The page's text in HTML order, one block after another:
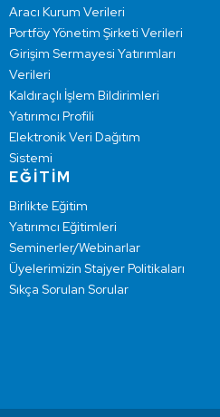
Aracı Kurum Verileri
Portföy Yönetim Şirketi Verileri
Girişim Sermayesi Yatırımları
Verileri
Kaldıraçlı İşlem Bildirimleri
Yatırımcı Profili
Elektronik Veri Dağıtım
Sistemi
EĞİTİM
Birlikte Eğitim
Yatırımcı Eğitimleri
Seminerler/Webinarlar
Üyelerimizin Stajyer Politikaları
Sıkça Sorulan Sorular